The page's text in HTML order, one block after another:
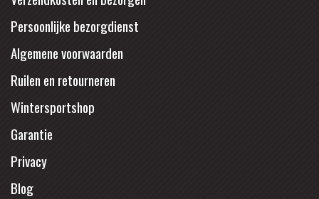
Persoonlijke bezorgdienst
Algemene voorwaarden
Ruilen en retourneren
Wintersportshop
Garantie
Privacy
Blog